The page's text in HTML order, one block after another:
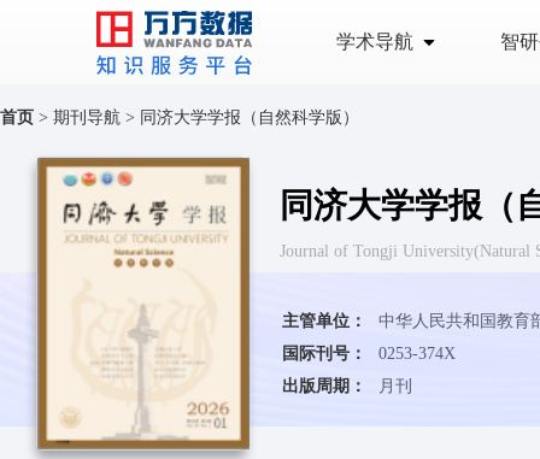
学术导航 智
首页 > 期刊导航 > 同济大学学报（自然科学版）
同济大学学报（
Journal of Tongji
主管单位：
中华人民共和国教育
国际刊号：
0253-374X
出版周期：
月刊